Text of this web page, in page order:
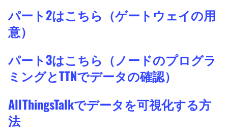
パート2はこちら（ゲートウェイの用
意）
パート3はこちら（ノードのプログラ
ミングとTTNでデータの確認）
AllThingsTalkでデータを可視化する方
法